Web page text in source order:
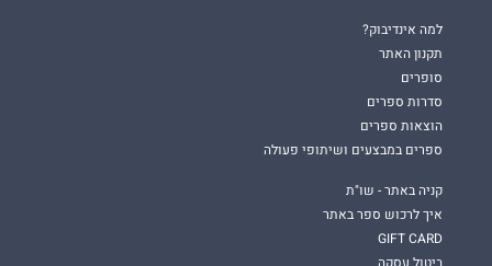
למה אינדיבוק?
תקנון האתר
סופרים
סדרות ספרים
הוצאות ספרים
ספרים במבצעים ושיתופי פעולה
קניה באתר - שו"ת
איך לרכוש ספר באתר
GIFT CARD